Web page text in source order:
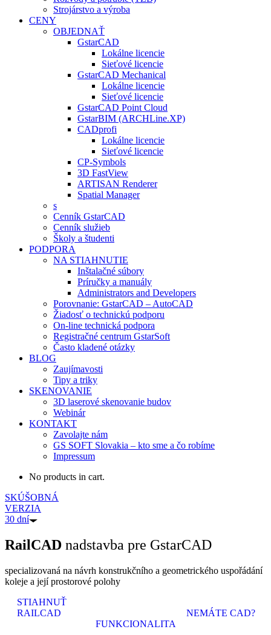
Strojárstvo a výroba
CENY
OBJEDNAŤ
GstarCAD
Lokálne licencie
Sieťové licencie
GstarCAD Mechanical
Lokálne licencie
Sieťové licencie
GstarCAD Point Cloud
GstarBIM (ARCHLine.XP)
CADprofi
Lokálne licencie
Sieťové licencie
CP-Symbols
3D FastView
ARTISAN Renderer
Spatial Manager
s
Cenník GstarCAD
Cenník služieb
Školy a študenti
PODPORA
NA STIAHNUTIE
Inštalačné súbory
Príručky a manuály
Administrators and Developers
Porovnanie: GstarCAD – AutoCAD
Žiadosť o technickú podporu
On-line technická podpora
Registračné centrum GstarSoft
Často kladené otázky
BLOG
Zaujímavosti
Tipy a triky
SKENOVANIE
3D laserové skenovanie budov
Webinár
KONTAKT
Zavolajte nám
GS SOFT Slovakia – kto sme a čo robíme
Impressum
No products in cart.
SKÚŠOBNÁ
VERZIA
30 dní
RailCAD nadstavba pre GstarCAD
specializovaná na návrh konstrukčního a geometrického uspořádání
koleje a její prostorové polohy
STIAHNUŤ
RAILCAD
NEMÁTE CAD?
FUNKCIONALITA